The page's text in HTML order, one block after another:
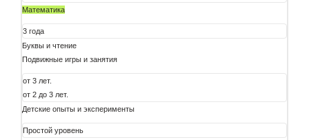
Математика
3 года
Буквы и чтение
Подвижные игры и занятия
от 3 лет.
от 2 до 3 лет.
Детские опыты и эксперименты
Простой уровень